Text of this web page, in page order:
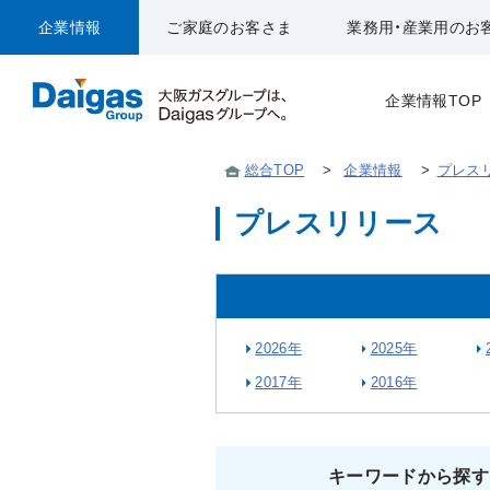
企業情報 ご家庭のお客さま 業務用・産業用のお
企業情報TOP
総合TOP > 企業情報 > プレス
プレスリリース
2026年 2025年
2017年 2016年
キーワードから探す